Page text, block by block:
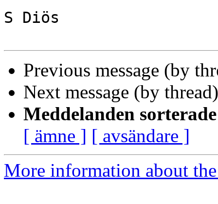
S Diös
Previous message (by
Next message (by
Meddelanden
[ ämne ] [ avsändare ]
More information about